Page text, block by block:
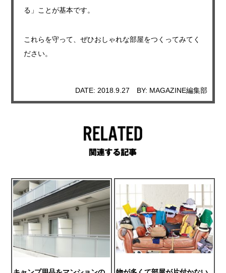
る」ことが基本です。
これらを守って、ぜひおしゃれな部屋をつくってみてく
ださい。
DATE: 2018.9.27 BY: MAGAZINE編集部